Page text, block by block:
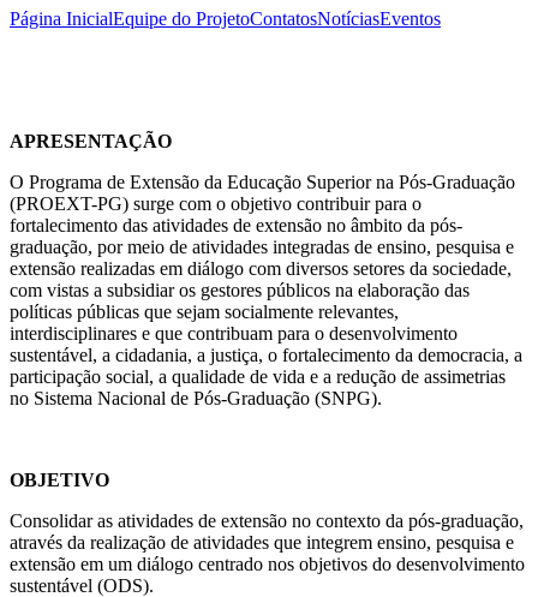
Página InicialEquipe do ProjetoContatosNotíciasEventos
APRESENTAÇÃO
O Programa de Extensão da Educação Superior na Pós-Graduação
(PROEXT-PG) surge com o objetivo contribuir para o
fortalecimento das atividades de extensão no âmbito da pós-
graduação, por meio de atividades integradas de ensino, pesquisa e
extensão realizadas em diálogo com diversos setores da sociedade,
com vistas a subsidiar os gestores públicos na elaboração das
políticas públicas que sejam socialmente relevantes,
interdisciplinares e que contribuam para o desenvolvimento
sustentável, a cidadania, a justiça, o fortalecimento da democracia, a
participação social, a qualidade de vida e a redução de assimetrias
no Sistema Nacional de Pós-Graduação (SNPG).
OBJETIVO
Consolidar as atividades de extensão no contexto da pós-graduação,
através da realização de atividades que integrem ensino, pesquisa e
extensão em um diálogo centrado nos objetivos do desenvolvimento
sustentável (ODS).